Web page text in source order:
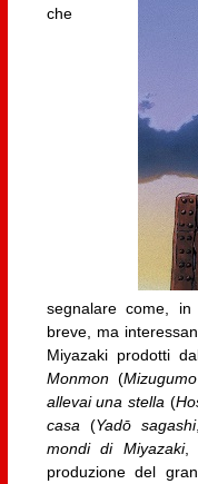
che
segnalare come,
breve, ma
Miyazaki prodotti
Monmon(
allevai una stella (
casa (Yadō sagashi
mondi di Miyazaki,
produzione del